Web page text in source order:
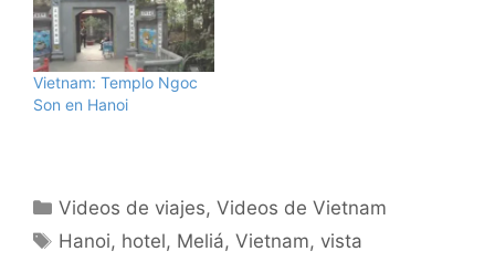
Vietnam: Templo Ngoc
Son en Hanoi
Categorías
Videos de viajes,Videos de Vietnam
Etiquetas
Hanoi, hotel, Meliá,Vietnam, vista